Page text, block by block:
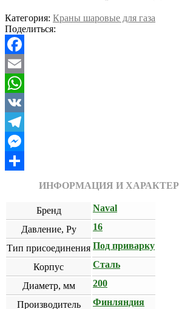
Категория: Краны шаровые для газа
Поделиться:
Facebook
Email
WhatsApp
VK
Telegram
Messenger
Отправить
ИНФОРМАЦИЯ И
Бренд Naval
Давление, Ру 16
Тип присоединения Под приварку
Корпус Сталь
Диаметр, мм 200
Производитель Финляндия